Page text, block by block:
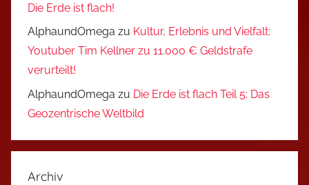
Die Erde ist flach!
AlphaundOmega zu Kultur, Erlebnis und Vielfalt:
Youtuber Tim Kellner zu 11.000 € Geldstrafe
verurteilt!
AlphaundOmega zu Die Erde ist flach Teil 5: Das
Geozentrische Weltbild
Archiv